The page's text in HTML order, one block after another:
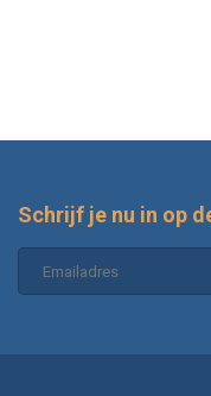
Schrijf je nu in op